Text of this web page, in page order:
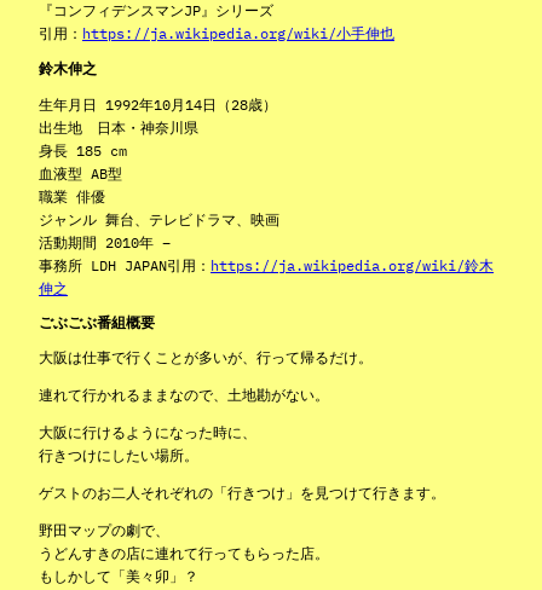
『コンフィデンスマンJP』シリーズ
引用： https://ja.wikipedia.org/wiki/小手伸也
鈴木伸之
生年月日 1992年10月14日（28歳）
出生地 日本・神奈川県
身長 185 cm
血液型 AB型
職業 俳優
ジャンル 舞台、テレビドラマ、映画
活動期間 2010年 –
事務所 LDH JAPAN引用： https://ja.wikipedia.org/wiki/鈴木
伸之
ごぶごぶ番組概要
大阪は仕事で行くことが多いが、行って帰るだけ。
連れて行かれるままなので、土地勘がない。
大阪に行けるようになった時に、
行きつけにしたい場所。
ゲストのお二人それぞれの「行きつけ」を見つけて行きます。
野田マップの劇で、
うどんすきの店に連れて行ってもらった店。
もしかして「美々卯」？